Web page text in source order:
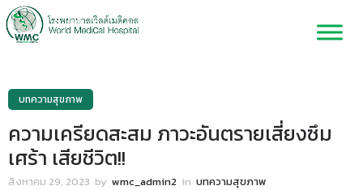
บทความสุขภาพ
ความเครียดสะสม ภาวะอันตรายเสี่ยงซึม
เศร้า เสียชีวิต!!
สิงหาคม 29, 2023 by wmc_admin2 in บทความสุขภาพ